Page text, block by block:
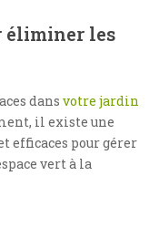
éliminer les
dans votre jardin
il existe une
efficaces pour gérer
vert à la